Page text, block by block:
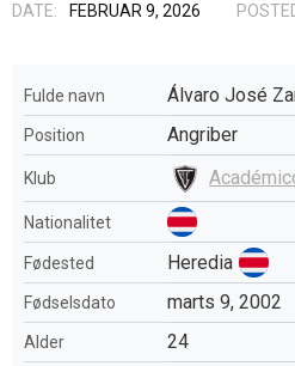
DATE: FEBRUAR 9, 2026
Fulde navn Álvaro José
Position Angriber
Klub
Nationalitet
Fødested Heredia
Fødselsdato marts 9, 2002
Alder 24